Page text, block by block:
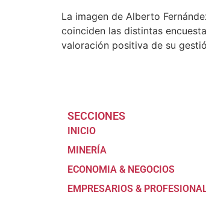
La imagen de Alberto
coinciden las distintas
valoración positiva de su
SECCIONES
INICIO
MINERÍA
ECONOMIA & NEGOCIOS
EMPRESARIOS &